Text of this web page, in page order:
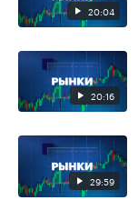
20:04
20:16
29:59